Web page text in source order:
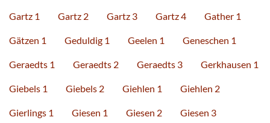
Gartz 1 Gartz 2 Gartz 3 Gartz 4 Gather 1
Gätzen 1 Geduldig 1 Geelen 1 Geneschen 1
Geraedts 1 Geraedts 2 Geraedts 3 Gerkhausen 1
Giebels 1 Giebels 2 Giehlen 1 Giehlen 2
Gierlings 1 Giesen 1 Giesen 2 Giesen 3